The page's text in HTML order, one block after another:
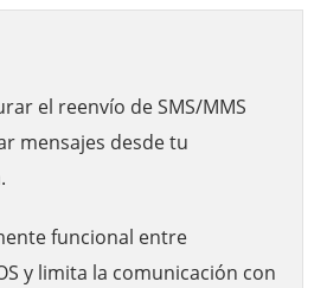
el reenvío de SMS/MMS
mensajes desde tu
funcional entre
y limita la comunicación con